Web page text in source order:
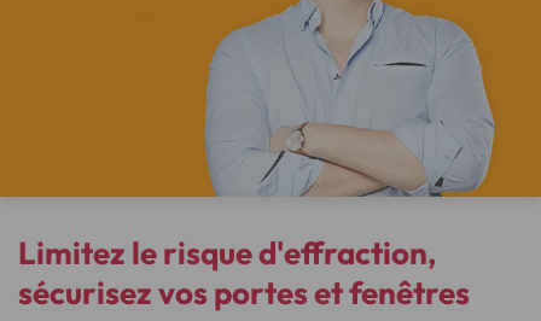
Limitez le risque d'effraction,
sécurisez vos portes et fenêtres